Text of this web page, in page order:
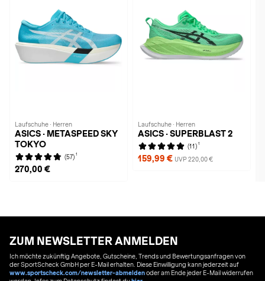
Laufschuhe · Herren
ASICS · METASPEED SKY
TOKYO
(57) 1
270,00 €
Laufschuhe · Herren
ASICS · SUPERBLAST 2
(11) 1
159,99 € UVP 220,00 €
ZUM NEWSLETTER ANMELDEN
Ich möchte zukünftig Angebote, Gutscheine, Trends und Bewertungsanfragen von
der SportScheck GmbH per E-Mail erhalten. Diese Einwilligung kann jederzeit auf
www.sportscheck.com/newsletter-abmeldenoder am Ende jeder E-Mail widerrufen